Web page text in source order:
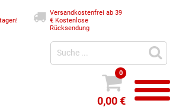
Versandkostenfrei ab 39
€Kostenlose
Rücksendung
0
0,00 €